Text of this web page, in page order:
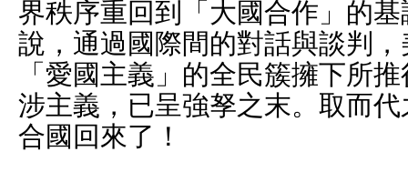
界秩序重回到「大國合作」的
說，通過國際間的對話與談判
「愛國主義」的全民簇擁下所
涉主義，已呈強孥之末。取而
合國回來了！